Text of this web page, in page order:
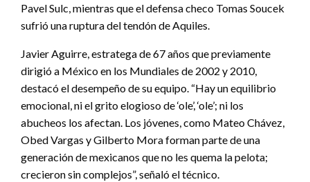
Pavel Sulc, mientras que el defensa checo Tomas Soucek
sufrió una ruptura del tendón de Aquiles.
Javier Aguirre, estratega de 67 años que previamente
dirigió a México en los Mundiales de 2002 y 2010,
destacó el desempeño de su equipo. “Hay un equilibrio
emocional, ni el grito elogioso de ‘ole’, ‘ole’; ni los
abucheos los afectan. Los jóvenes, como Mateo Chávez,
Obed Vargas y Gilberto Mora forman parte de una
generación de mexicanos que no les quema la pelota;
crecieron sin complejos”, señaló el técnico.